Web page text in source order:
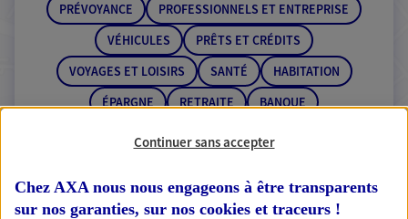
RECHERCHER
PRÉVOYANCE
PROFESSIONNELS ET ENTREPRISE
VÉHICULES
PRÊTS ET CRÉDITS
VOYAGES ET LOISIRS
SANTÉ
HABITATION
ÉPARGNE
RETRAITE BANQUE
Continuer sans accepter
Chez AXA nous nous engageons à être transparents
sur nos garanties, sur nos cookies et traceurs !